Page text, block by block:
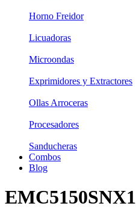
Horno Freidor
Licuadoras
Microondas
Exprimidores y Extractores
Ollas Arroceras
Procesadores
Sanducheras
Combos
Blog
EMC5150SNX1